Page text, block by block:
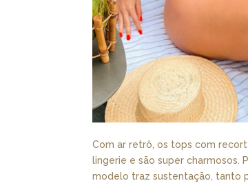
Com ar retrô, os tops com
lingerie e são super charmosos.
modelo traz sustentação, tanto